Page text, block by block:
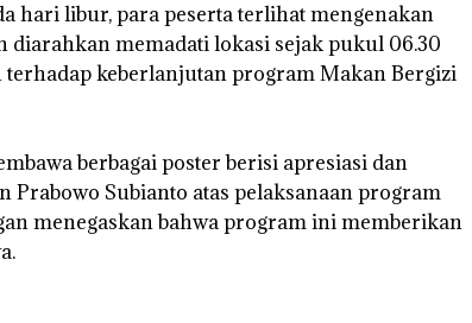
hari libur, para peserta terlihat mengenakan
diarahkan memadati lokasi sejak pukul 06.30
keberlanjutan program Makan Bergizi
berbagai poster berisi apresiasi dan
Prabowo Subianto atas pelaksanaan program
menegaskan bahwa program ini memberikan